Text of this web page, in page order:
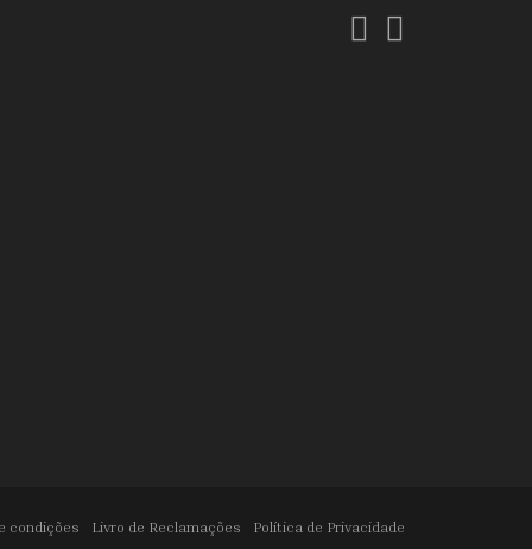
Facebook
condições Livro de Reclamações Política de Privacidade